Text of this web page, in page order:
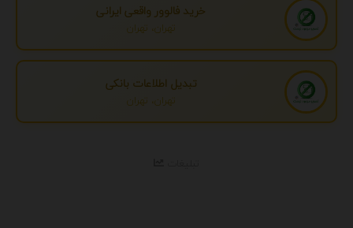
خرید فالوور واقعی ایرانی
تهران، تهران
تبدیل اطلاعات بانکی
تهران، تهران